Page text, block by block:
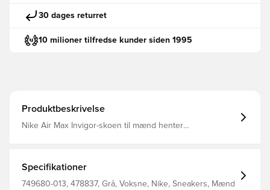
30 dages returret
10 milioner tilfredse kunder siden 1995
Produktbeskrivelse
Nike Air Max Invigor-skoen til mænd henter
Specifikationer
749680-013, 478837, Grå, Voksne, Nike, Sneakers, Mænd